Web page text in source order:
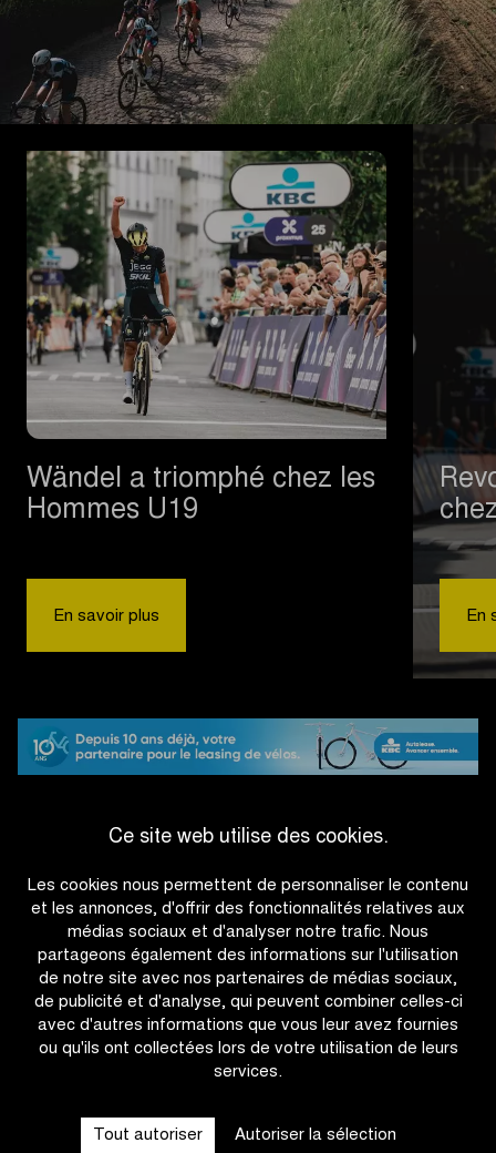
Ce site web utilise des cookies.
Les cookies nous permettent de personnaliser le contenu
et les annonces, d'offrir des fonctionnalités relatives aux
médias sociaux et d'analyser notre trafic. Nous
partageons également des informations sur l'utilisation
de notre site avec nos partenaires de médias sociaux,
de publicité et d'analyse, qui peuvent combiner celles-ci
avec d'autres informations que vous leur avez fournies
ou qu'ils ont collectées lors de votre utilisation de leurs
services.
Tout autoriser Autoriser la sélection
Wändel a triomphé chez les
Hommes U19
En savoir plus
Hommes
U19
En